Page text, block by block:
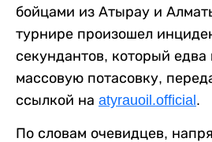
бойцами из Атырау и
турнире произошел
секундантов, который едва
массовую потасовку,
ссылкой на atyrauoil.official.
По словам очевидцев,